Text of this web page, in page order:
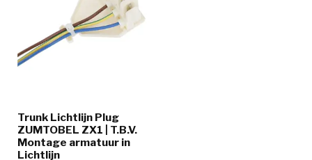
Trunk Lichtlijn Plug
ZUMTOBEL ZX1 | T.B.V.
Montage armatuur in
Lichtlijn